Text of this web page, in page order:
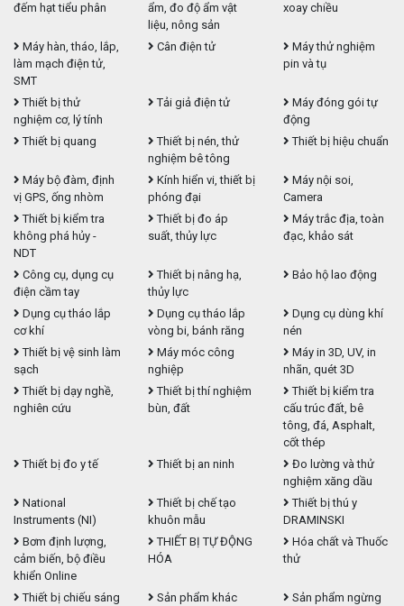
đếm hạt tiểu phân
ẩm, đo độ ẩm vật
liệu, nông sản
xoay chiều
Máy hàn, tháo, lắp,
làm mạch điện tử,
SMT
Cân điện tử
Máy thử nghiệm
pin và tụ
Thiết bị thử
nghiệm cơ, lý tính
Tải giả điện tử
Máy đóng gói tự
động
Thiết bị quang
Thiết bị nén, thử
nghiệm bê tông
Thiết bị hiệu chuẩn
Máy bộ đàm, định
vị GPS, ống nhòm
Kính hiển vi, thiết bị
phóng đại
Máy nội soi,
Camera
Thiết bị kiểm tra
không phá hủy -
NDT
Thiết bị đo áp
suất, thủy lực
Máy trắc địa, toàn
đạc, khảo sát
Công cụ, dụng cụ
điện cầm tay
Thiết bị nâng hạ,
thủy lực
Bảo hộ lao động
Dụng cụ tháo lắp
cơ khí
Dụng cụ tháo lắp
vòng bi, bánh răng
Dụng cụ dùng khí
nén
Thiết bị vệ sinh làm
sạch
Máy móc công
nghiệp
Máy in 3D, UV, in
nhãn, quét 3D
Thiết bị dạy nghề,
nghiên cứu
Thiết bị thí nghiệm
bùn, đất
Thiết bị kiểm tra
cấu trúc đất, bê
tông, đá, Asphalt,
cốt thép
Thiết bị đo y tế
Thiết bị an ninh
Đo lường và thử
nghiệm xăng dầu
National
Instruments (NI)
Thiết bị chế tạo
khuôn mẫu
Thiết bị thú y
DRAMINSKI
Bơm định lượng,
cảm biến, bộ điều
khiển Online
THIẾT BỊ TỰ ĐỘNG
HÓA
Hóa chất và Thuốc
thử
Thiết bị chiếu sáng
Sản phẩm khác
Sản phẩm ngừng